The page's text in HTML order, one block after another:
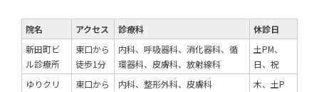
院名 アクセス 診療科
休診日
新田町ビ
ル診療所
東口から
徒歩1分
内科、呼吸器科、消化器科、循
環器科、皮膚科、放射線科
土PM、
日、祝
ゆりクリ
東口から
内科、整形外科、皮膚科
木、土P